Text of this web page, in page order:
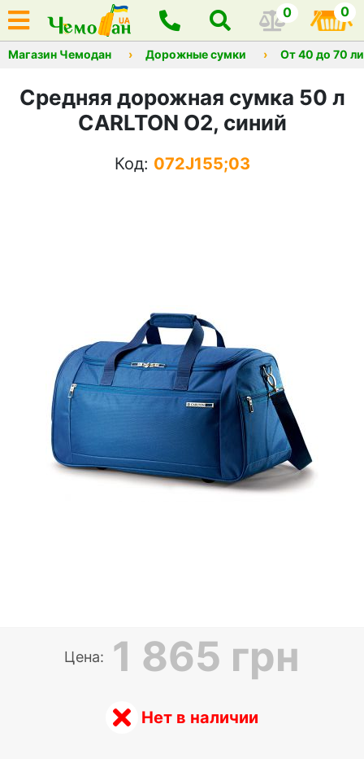
0 0
Магазин Чемодан Дорожные сумки От 40 до 70
Средняя дорожная сумка 50 л
CARLTON O2, синий
Код: 072J155;03
Цена: 1 865 грн
Нет в наличии